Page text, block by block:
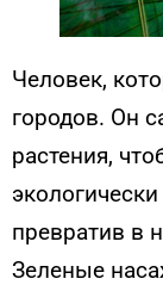
Человек,
городов. Он
растения,
превратив в
Зеленые